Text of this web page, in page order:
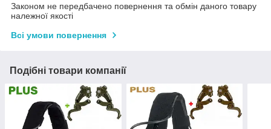
Законом не передбачено повернення та обмін даного товару
належної якості
Всі умови повернення
Подібні товари компанії